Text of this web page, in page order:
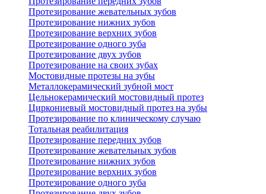
Протезирование жевательных зубов
Протезирование нижних зубов
Протезирование верхних зубов
Протезирование одного зуба
Протезирование двух зубов
Протезирование на своих зубах
Мостовидные протезы на зубы
Металлокерамический зубной мост
Цельнокерамический мостовидный протез
Циркониевый мостовидный протез на зубы
Протезирование по клиническому случаю
Тотальная реабилитация
Протезирование передних зубов
Протезирование жевательных зубов
Протезирование нижних зубов
Протезирование верхних зубов
Протезирование одного зуба